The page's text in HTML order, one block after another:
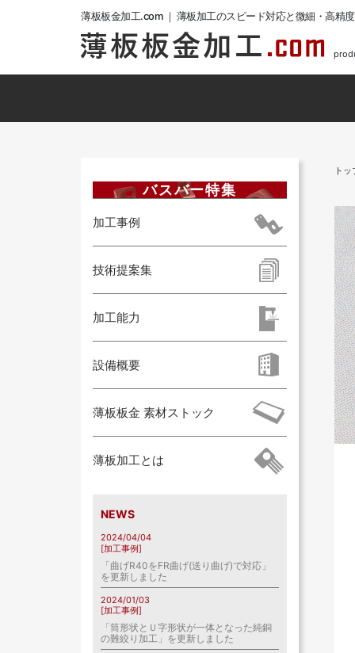
薄板板金加工.com ｜ 薄板加工のスピード対応と微細・高精
バスバー特集
加工事例
技術提案集
加工能力
設備概要
薄板板金 素材ストック
薄板加工とは
NEWS
2024/04/04
[加工事例]
「曲げR40をFR曲げ(送り曲げ)で対応」
を更新しました
2024/01/03
[加工事例]
「筒形状とＵ字形状が一体となった純銅
の難絞り加工」を更新しました
ト